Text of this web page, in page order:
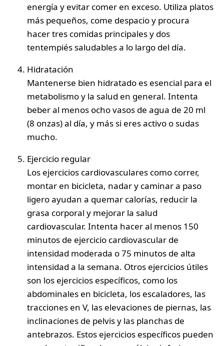
energía y evitar comer en exceso. Utiliza platos
más pequeños, come despacio y procura
hacer tres comidas principales y dos
tentempiés saludables a lo largo del día.
Hidratación
Mantenerse bien hidratado es esencial para el
metabolismo y la salud en general. Intenta
beber al menos ocho vasos de agua de 20 ml
(8 onzas) al día, y más si eres activo o sudas
mucho.
Ejercicio regular
Los ejercicios cardiovasculares como correr,
montar en bicicleta, nadar y caminar a paso
ligero ayudan a quemar calorías, reducir la
grasa corporal y mejorar la salud
cardiovascular. Intenta hacer al menos 150
minutos de ejercicio cardiovascular de
intensidad moderada o 75 minutos de alta
intensidad a la semana. Otros ejercicios útiles
son los ejercicios específicos, como los
abdominales en bicicleta, los escaladores, las
tracciones en V, las elevaciones de piernas, las
inclinaciones de pelvis y las planchas de
antebrazos. Estos ejercicios específicos pueden